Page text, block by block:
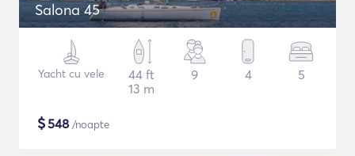
Salona 45
Yacht cu vele
44 ft
13 m
9 4 5
$548 /noapte